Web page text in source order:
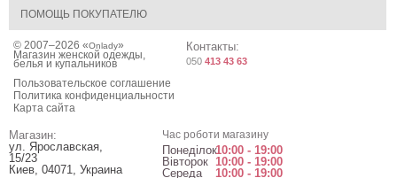
ПОМОЩЬ ПОКУПАТЕЛЮ
© 2007–2026 «Onlady»
Магазин женской одежды,
белья и купальников
Пользовательское соглашение
Политика конфиденциальности
Карта сайта
Контакты:
050 413 43 63
Магазин:
ул. Ярославская,
15/23
Киев 04071 Украина
Час роботи магазину
Понеділок10:00 - 19:00
Вівторок 10:00 - 19:00
Середа
10:00 - 19:00